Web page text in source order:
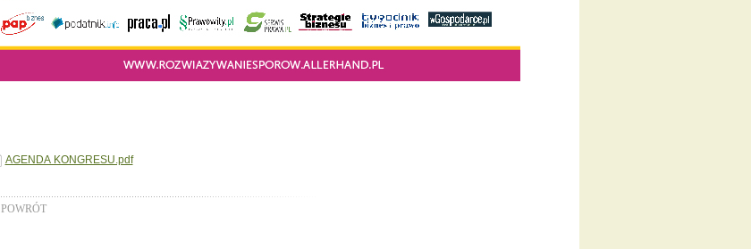
AGENDA KONGRESU.pdf
POWRÓT